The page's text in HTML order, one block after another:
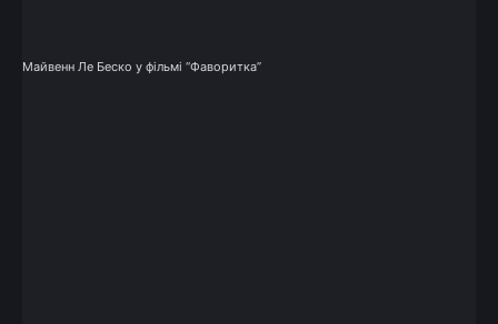
Майвенн Ле Беско у фільмі “Фаворитка”